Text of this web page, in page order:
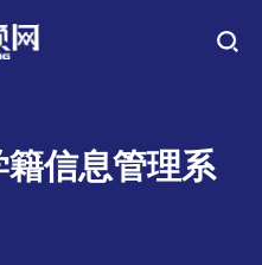
信息管理系